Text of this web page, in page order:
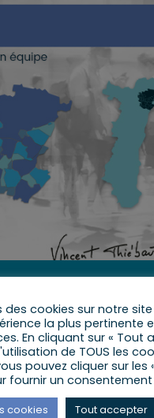
d’Olwisheim
des cookies sur notre
la plus pertinente
En cliquant sur « Tout
de TOUS les
pouvez cliquer sur les
fournir un
cookies Tout accepter